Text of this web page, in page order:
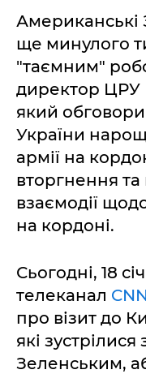
Американські
ще минулого
"таємним"
директор ЦРУ
який
України
армії на
вторгнення
взаємодії
на кордоні.
Сьогодні, 18
телеканал
про візит до
які
Зеленським,